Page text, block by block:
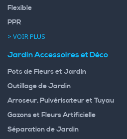
Flexible
PPR
> VOIR PLUS
Jardin Accessoires et Déco
Pots de Fleurs et Jardin
Outillage de Jardin
Arroseur, Pulvérisateur et Tuyau
Gazons et Fleurs Artificielle
Séparation de Jardin